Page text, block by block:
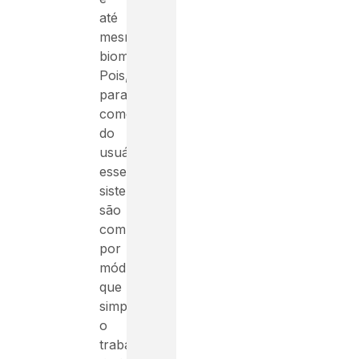
até
mesmo
biomédicos.
Pois,
para
comodidade
do
usuário,
esses
sistemas
são
compostos
por
módulos
que
simplificam
o
trabalho